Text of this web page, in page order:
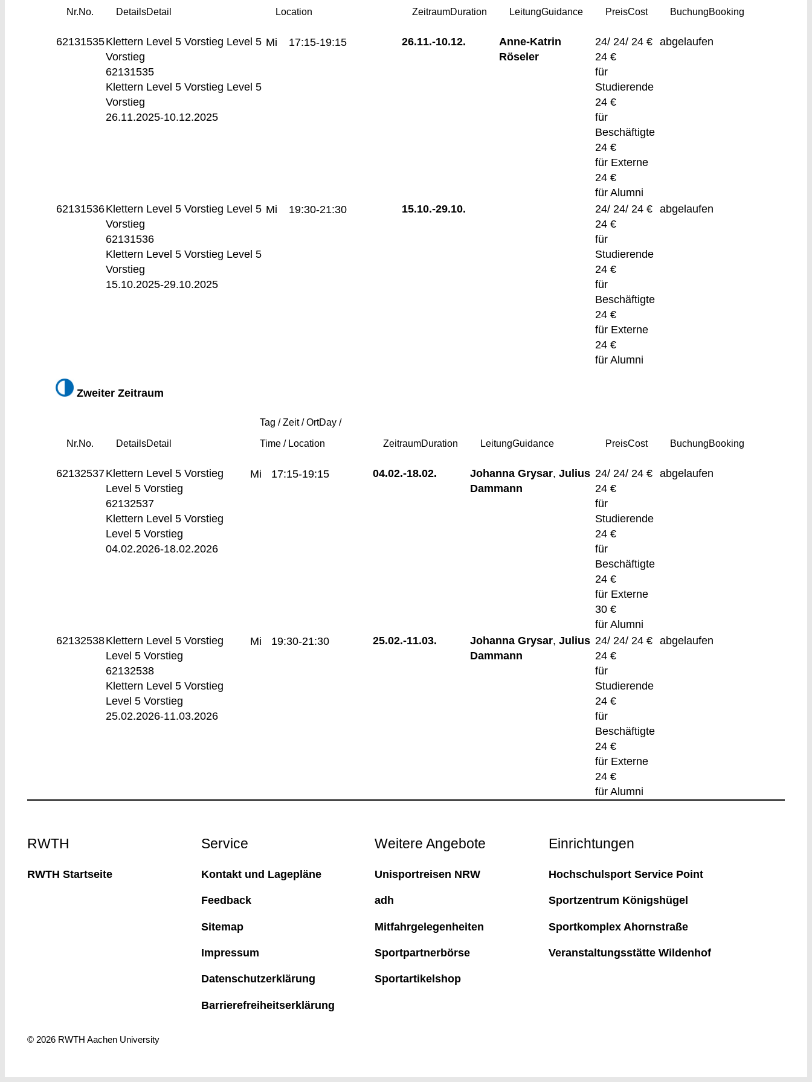
Nr.No. DetailsDetail Location ZeitraumDuration LeitungGuidance PreisCost BuchungBooking
62131535Klettern Level 5 Vorstieg Level 5
Vorstieg
62131535
Klettern Level 5 Vorstieg Level 5
Vorstieg
26.11.2025-10.12.2025
Mi 17:15-19:15 26.11.-10.12.
Anne-Katrin
Röseler
24/ 24/ 24 €
24 €
für
Studierende
24 €
für
Beschäftigte
24 €
für Externe
24 €
für Alumni
abgelaufen
62131536Klettern Level 5 Vorstieg Level 5
Vorstieg
62131536
Klettern Level 5 Vorstieg Level 5
Vorstieg
15.10.2025-29.10.2025
Mi 19:30-21:30 15.10.-29.10.
24/ 24/ 24 €
24 €
für
Studierende
24 €
für
Beschäftigte
24 €
für Externe
24 €
für Alumni
abgelaufen
Zweiter Zeitraum
Nr.No. DetailsDetail
Tag / Zeit / OrtDay /
Time / Location ZeitraumDuration LeitungGuidance PreisCost BuchungBooking
62132537Klettern Level 5 Vorstieg
Level 5 Vorstieg
62132537
Klettern Level 5 Vorstieg
Level 5 Vorstieg
04.02.2026-18.02.2026
Mi 17:15-19:15 04.02.-18.02. Johanna Grysar, Julius
Dammann
24/ 24/ 24 €
24 €
für
Studierende
24 €
für
Beschäftigte
24 €
für Externe
30 €
für Alumni
abgelaufen
62132538Klettern Level 5 Vorstieg
Level 5 Vorstieg
62132538
Klettern Level 5 Vorstieg
Level 5 Vorstieg
25.02.2026-11.03.2026
Mi 19:30-21:30 25.02.-11.03. Johanna Grysar, Julius
Dammann
24/ 24/ 24 €
24 €
für
Studierende
24 €
für
Beschäftigte
24 €
für Externe
24 €
für Alumni
abgelaufen
RWTH
RWTH Startseite
Service
Kontakt und Lagepläne
Feedback
Sitemap
Impressum
Datenschutzerklärung
Barrierefreiheitserklärung
Weitere Angebote
Unisportreisen NRW
adh
Mitfahrgelegenheiten
Sportpartnerbörse
Sportartikelshop
Einrichtungen
Hochschulsport Service Point
Sportzentrum Königshügel
Sportkomplex Ahornstraße
Veranstaltungsstätte Wildenhof
© 2026 RWTH Aachen University